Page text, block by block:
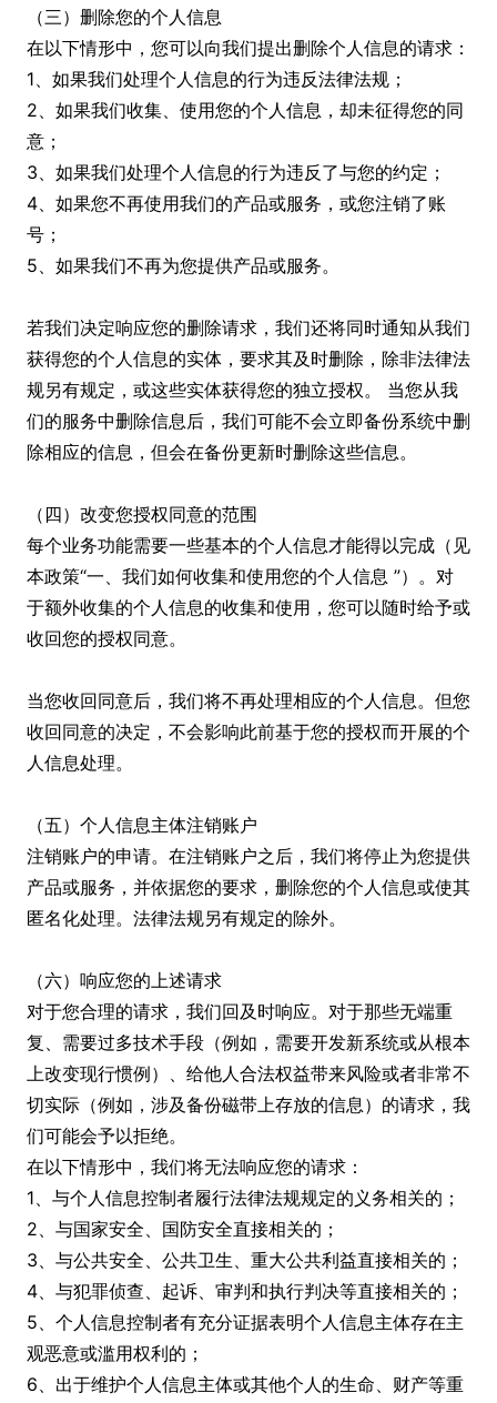
（三）删除您的个人信息
在以下情形中，您可以向我们提出删除个人信息的请求：
1、如果我们处理个人信息的行为违反法律法规；
2、如果我们收集、使用您的个人信息，却未征得您的同
意；
3、如果我们处理个人信息的行为违反了与您的约定；
4、如果您不再使用我们的产品或服务，或您注销了账
号；
5、如果我们不再为您提供产品或服务。
若我们决定响应您的删除请求，我们还将同时通知从我们
获得您的个人信息的实体，要求其及时删除，除非法律法
规另有规定，或这些实体获得您的独立授权。 当您从我
们的服务中删除信息后，我们可能不会立即备份系统中删
除相应的信息，但会在备份更新时删除这些信息。
（四）改变您授权同意的范围
每个业务功能需要一些基本的个人信息才能得以完成（见
本政策“一、我们如何收集和使用您的个人信息 ”）。对
于额外收集的个人信息的收集和使用，您可以随时给予或
收回您的授权同意。
当您收回同意后，我们将不再处理相应的个人信息。但您
收回同意的决定，不会影响此前基于您的授权而开展的个
人信息处理。
（五）个人信息主体注销账户
注销账户的申请。在注销账户之后，我们将停止为您提供
产品或服务，并依据您的要求，删除您的个人信息或使其
匿名化处理。法律法规另有规定的除外。
（六）响应您的上述请求
对于您合理的请求，我们回及时响应。对于那些无端重
复、需要过多技术手段（例如，需要开发新系统或从根本
上改变现行惯例）、给他人合法权益带来风险或者非常不
切实际（例如，涉及备份磁带上存放的信息）的请求，我
们可能会予以拒绝。
在以下情形中，我们将无法响应您的请求：
1、与个人信息控制者履行法律法规规定的义务相关的；
2、与国家安全、国防安全直接相关的；
3、与公共安全、公共卫生、重大公共利益直接相关的；
4、与犯罪侦查、起诉、审判和执行判决等直接相关的；
5、个人信息控制者有充分证据表明个人信息主体存在主
观恶意或滥用权利的；
6、出于维护个人信息主体或其他个人的生命、财产等重